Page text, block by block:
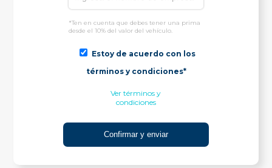
*Ten en cuenta que debes tener una prima
desde el 10% del valor del vehículo.
Estoy de acuerdo con los
términos y condiciones*
Ver términos y
condiciones